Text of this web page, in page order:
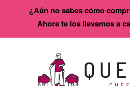
¿Aún no sabes cómo
Ahora te los llevamos a